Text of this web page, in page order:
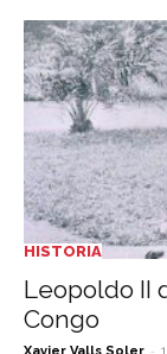
HISTORIA
Leopoldo II
Congo
-